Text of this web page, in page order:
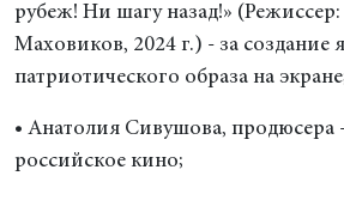
рубеж! Ни шагу назад!»
Маховиков, 2024 г.) - за создание
патриотического образа на
• Анатолия Сивушова, продюсера -
российское кино;